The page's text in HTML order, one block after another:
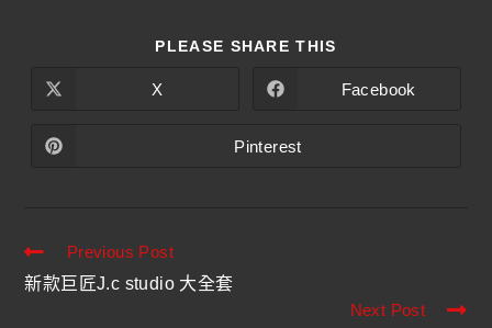
PLEASE SHARE THIS
X Facebook
Pinterest
Previous Post
新款巨匠J.c studio 大全套
Next Post